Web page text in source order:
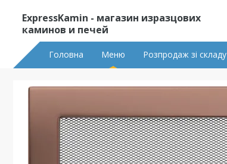
ExpressKamin - магазин изразцових
каминов и печей
Головна Меню Розпродаж зі складу